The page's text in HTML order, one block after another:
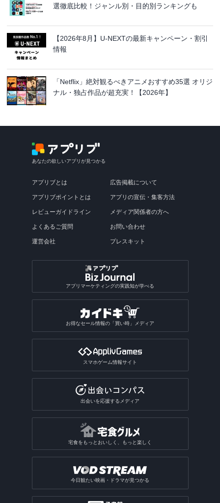
選徹底比較！ジャンル別・目的別ランキングも
【2026年8月】U-NEXTの最新キャンペーン・割引
情報
「Netflix」絶対観るべきアニメおすすめ35選 オリジ
ナル・独占作品が超充実！【2026年】
あなたの欲しいアプリが見つかる
アプリブとは
アプリブポイントとは
レビューガイドライン
よくあるご質問
運営会社
広告掲載について
アプリの宣伝・集客方法
メディア関係者の方へ
お問い合わせ
プレスキット
アプリマーケティングの実践知が学べる
お得なセール情報の「買い時」メディア
スマホゲーム情報サイト
出会いを応援するメディア
宅食をもっとおいしく、もっと楽しく
今日観たい映画・ドラマが見つかる